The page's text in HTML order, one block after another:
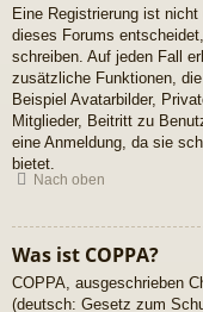
Eine Registrierung ist
dieses Forums
schreiben. Auf jeden Fall
zusätzliche Funktionen,
Beispiel Avatarbilder,
Mitglieder, Beitritt zu
eine Anmeldung, da sie
bietet.
Nach oben
Was ist COPPA?
COPPA, ausgeschrieben
(deutsch: Gesetz zum